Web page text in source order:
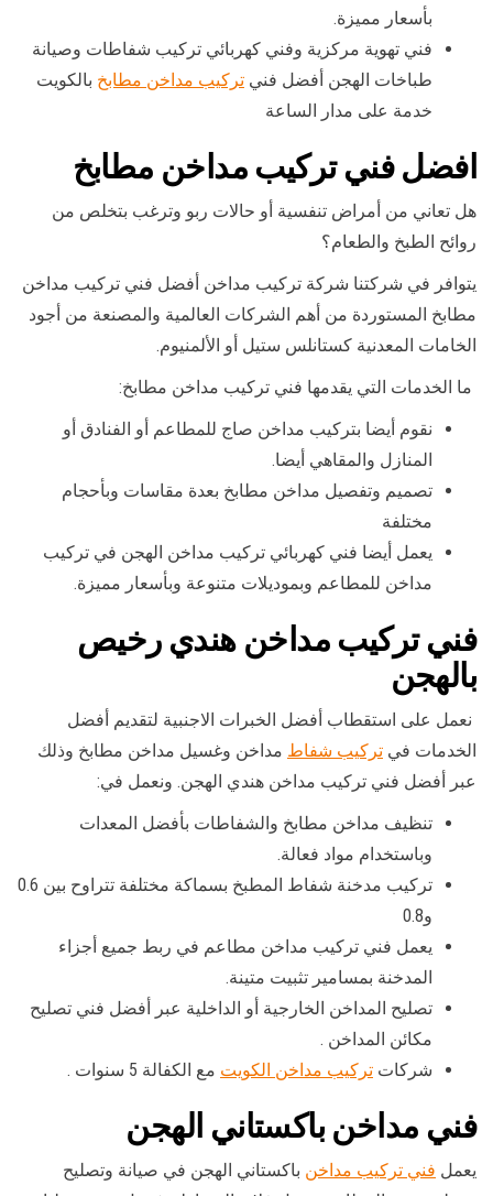
بأسعار مميزة.
فني تهوية مركزية وفني كهربائي تركيب شفاطات وصيانة
طباخات الهجن أفضل فني تركيب مداخن مطابخ بالكويت
خدمة على مدار الساعة
افضل فني تركيب مداخن مطابخ
هل تعاني من أمراض تنفسية أو حالات ربو وترغب بتخلص من
روائح الطبخ والطعام؟
يتوافر في شركتنا شركة تركيب مداخن أفضل فني تركيب مداخن
مطابخ المستوردة من أهم الشركات العالمية والمصنعة من أجود
الخامات المعدنية كستانلس ستيل أو الألمنيوم.
ما الخدمات التي يقدمها فني تركيب مداخن مطابخ:
نقوم أيضا بتركيب مداخن صاج للمطاعم أو الفنادق أو
المنازل والمقاهي أيضا.
تصميم وتفصيل مداخن مطابخ بعدة مقاسات وبأحجام
مختلفة
يعمل أيضا فني كهربائي تركيب مداخن الهجن في تركيب
مداخن للمطاعم وبموديلات متنوعة وبأسعار مميزة.
فني تركيب مداخن هندي رخيص
بالهجن
نعمل على استقطاب أفضل الخبرات الاجنبية لتقديم أفضل
الخدمات في تركيب شفاط مداخن وغسيل مداخن مطابخ وذلك
عبر أفضل فني تركيب مداخن هندي الهجن. ونعمل في:
تنظيف مداخن مطابخ والشفاطات بأفضل المعدات
وباستخدام مواد فعالة.
تركيب مدخنة شفاط المطبخ بسماكة مختلفة تتراوح بين 0.6
و0.8
يعمل فني تركيب مداخن مطاعم في ربط جميع أجزاء
المدخنة بمسامير تثبيت متينة.
تصليح المداخن الخارجية أو الداخلية عبر أفضل فني تصليح
مكائن المداخن .
شركات تركيب مداخن الكويت مع الكفالة 5 سنوات .
فني مداخن باكستاني الهجن
يعمل فني تركيب مداخن باكستاني الهجن في صيانة وتصليح